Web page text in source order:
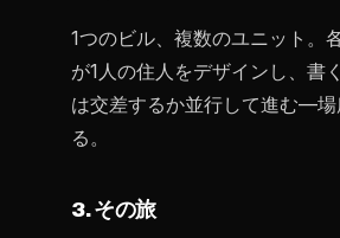
1つのビル、複数のユニット。
が1人の住人をデザインし、書
は交差するか並行して進む—
る。
3. その旅